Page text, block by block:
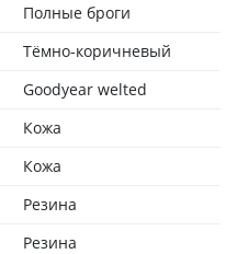
Полные броги
Тёмно-коричневый
Goodyear welted
Кожа
Кожа
Резина
Резина